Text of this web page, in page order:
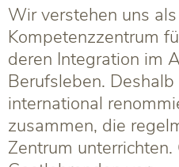
Wir verstehen uns
Kompetenzzentrum
deren Integration im
Berufsleben.
international
zusammen, die
Zentrum